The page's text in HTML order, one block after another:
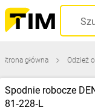
Strona główna Odzież
Spodnie robocze
81‑228‑L